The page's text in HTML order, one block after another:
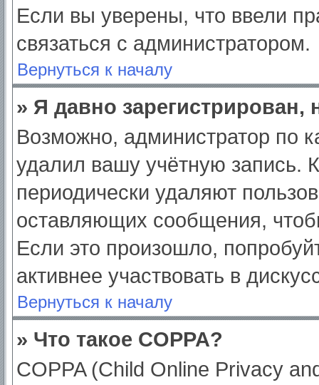
Если вы уверены, что ввели
связаться с администратором.
Вернуться к началу
» Я давно
Возможно, администратор по
удалил вашу учётную запись.
периодически удаляют
оставляющих сообщения,
Если это произошло,
активнее участвовать в
Вернуться к началу
» Что такое COPPA?
COPPA (Child Online Privacy